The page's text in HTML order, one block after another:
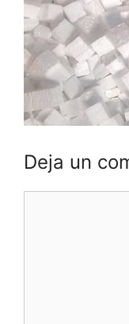
Deja un